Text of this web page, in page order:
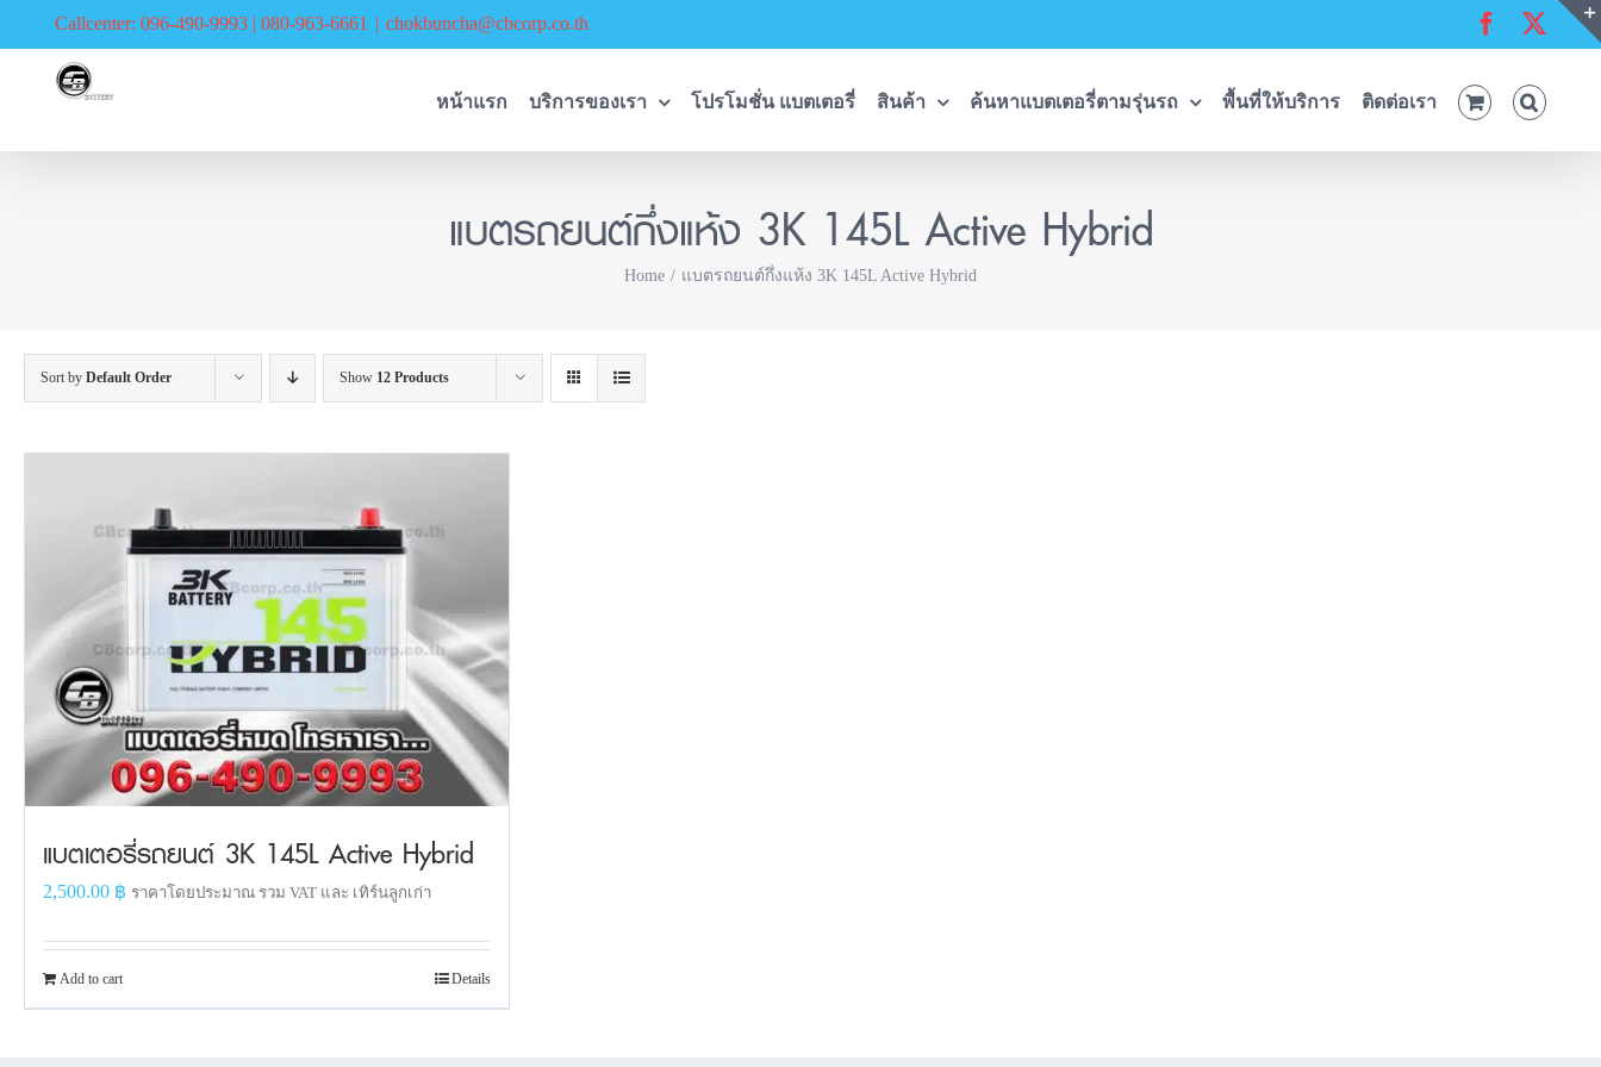
Callcenter: 096-490-9993 | 080-963-6661 | chokbuncha@cbcorp.co.th Facebook
หน้าแรก บริการของเรา โปรโมชั่น แบตเตอรี่ สินค้า ค้นหาแบตเตอรี่ตามรุ่นรถ พื้นที่ให้บริการ ติดต่อเรา
แบตรถยนต์กึ่งแห้ง 3K 145L Active Hybrid
Home แบตรถยนต์กึ่งแห้ง 3K 145L Active Hybrid
Sort by Default Order Show 12 Products
แบตเตอรี่รถยนต์ 3K 145L Active Hybrid
2,500.00 ฿ ราคาโดยประมาณ รวม VAT และ เทิร์นลูกเก่า
Add to cart Details